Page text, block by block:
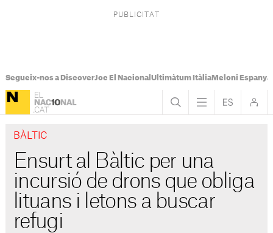
Segueix-nos a DiscoverJoc El Nacional Ultimàtum ItàliaMeloni Espanya
BÀLTIC
Ensurt al Bàltic per una
incursió de drons que obliga
lituans i letons a buscar
refugi